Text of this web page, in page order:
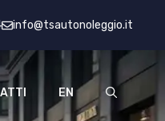
info@tsautonoleggio.it
EN